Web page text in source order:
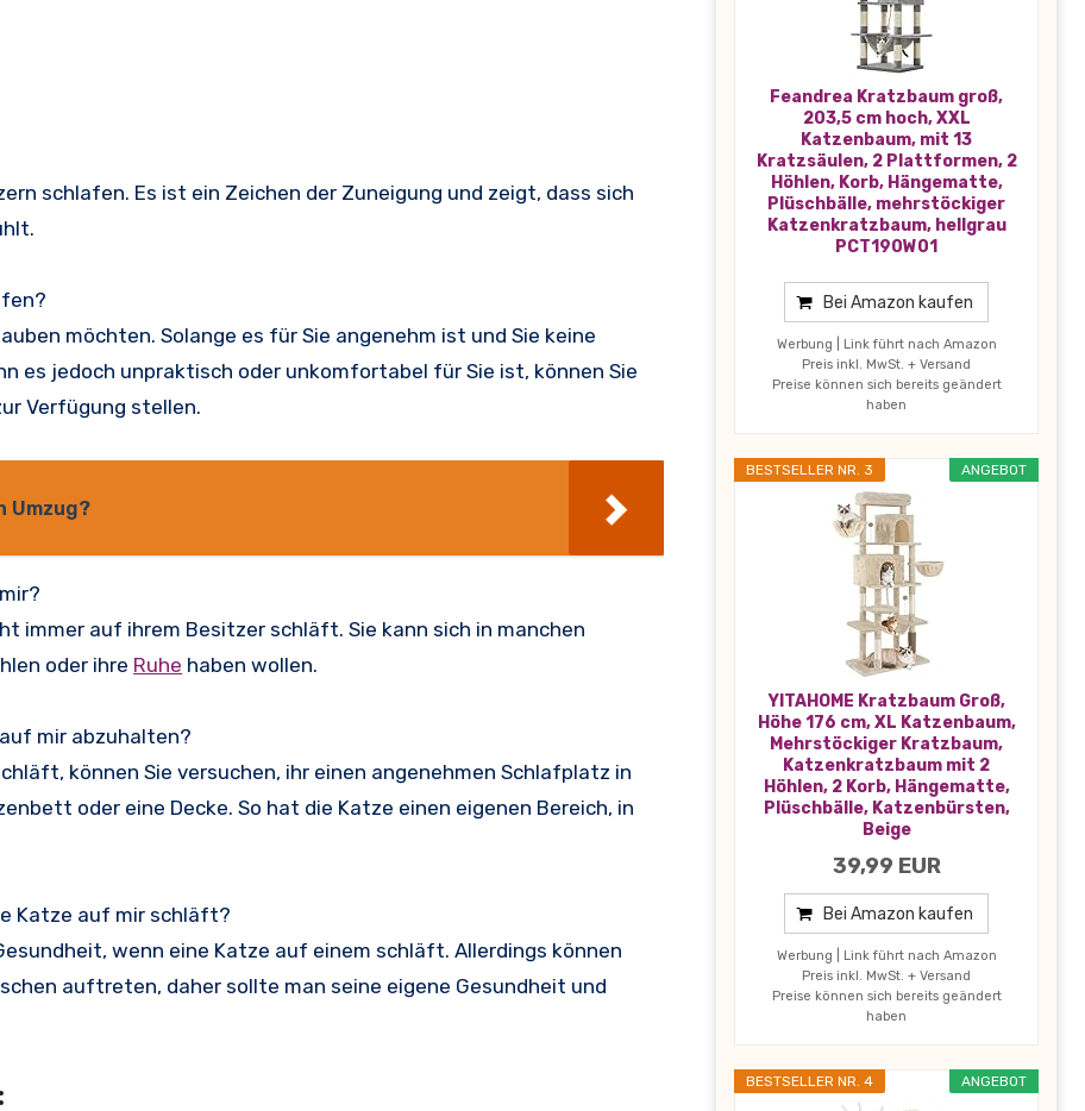
schlafen. Es ist ein Zeichen der Zuneigung und zeigt, dass sich
möchten. Solange es für Sie angenehm ist und Sie keine
es jedoch unpraktisch oder unkomfortabel für Sie ist, können Sie
Verfügung stellen.
Umzug?
immer auf ihrem Besitzer schläft. Sie kann sich in manchen
oder ihre Ruhe haben wollen.
mir abzuhalten?
können Sie versuchen, ihr einen angenehmen Schlafplatz in
oder eine Decke. So hat die Katze einen eigenen Bereich, in
Katze auf mir schläft?
wenn eine Katze auf einem schläft. Allerdings können
auftreten, daher sollte man seine eigene Gesundheit und
Feandrea Kratzbaum groß,
203,5 cm hoch, XXL
Katzenbaum, mit 13
Kratzsäulen, 2 Plattformen, 2
Höhlen, Korb, Hängematte,
Plüschbälle, mehrstöckiger
Katzenkratzbaum, hellgrau
PCT190W01
Bei Amazon kaufen
Werbung | Link führt nach Amazon
Preis inkl. MwSt. + Versand
Preise können sich bereits geändert
haben
ANGEBOT
BESTSELLER NR. 3
YITAHOME Kratzbaum Groß,
Höhe 176 cm, XL Katzenbaum,
Mehrstöckiger Kratzbaum,
Katzenkratzbaum mit 2
Höhlen, 2 Korb, Hängematte,
Plüschbälle, Katzenbürsten,
Beige
39,99 EUR
Bei Amazon kaufen
Werbung | Link führt nach Amazon
Preis inkl. MwSt. + Versand
Preise können sich bereits geändert
haben
ANGEBOT
BESTSELLER NR. 4